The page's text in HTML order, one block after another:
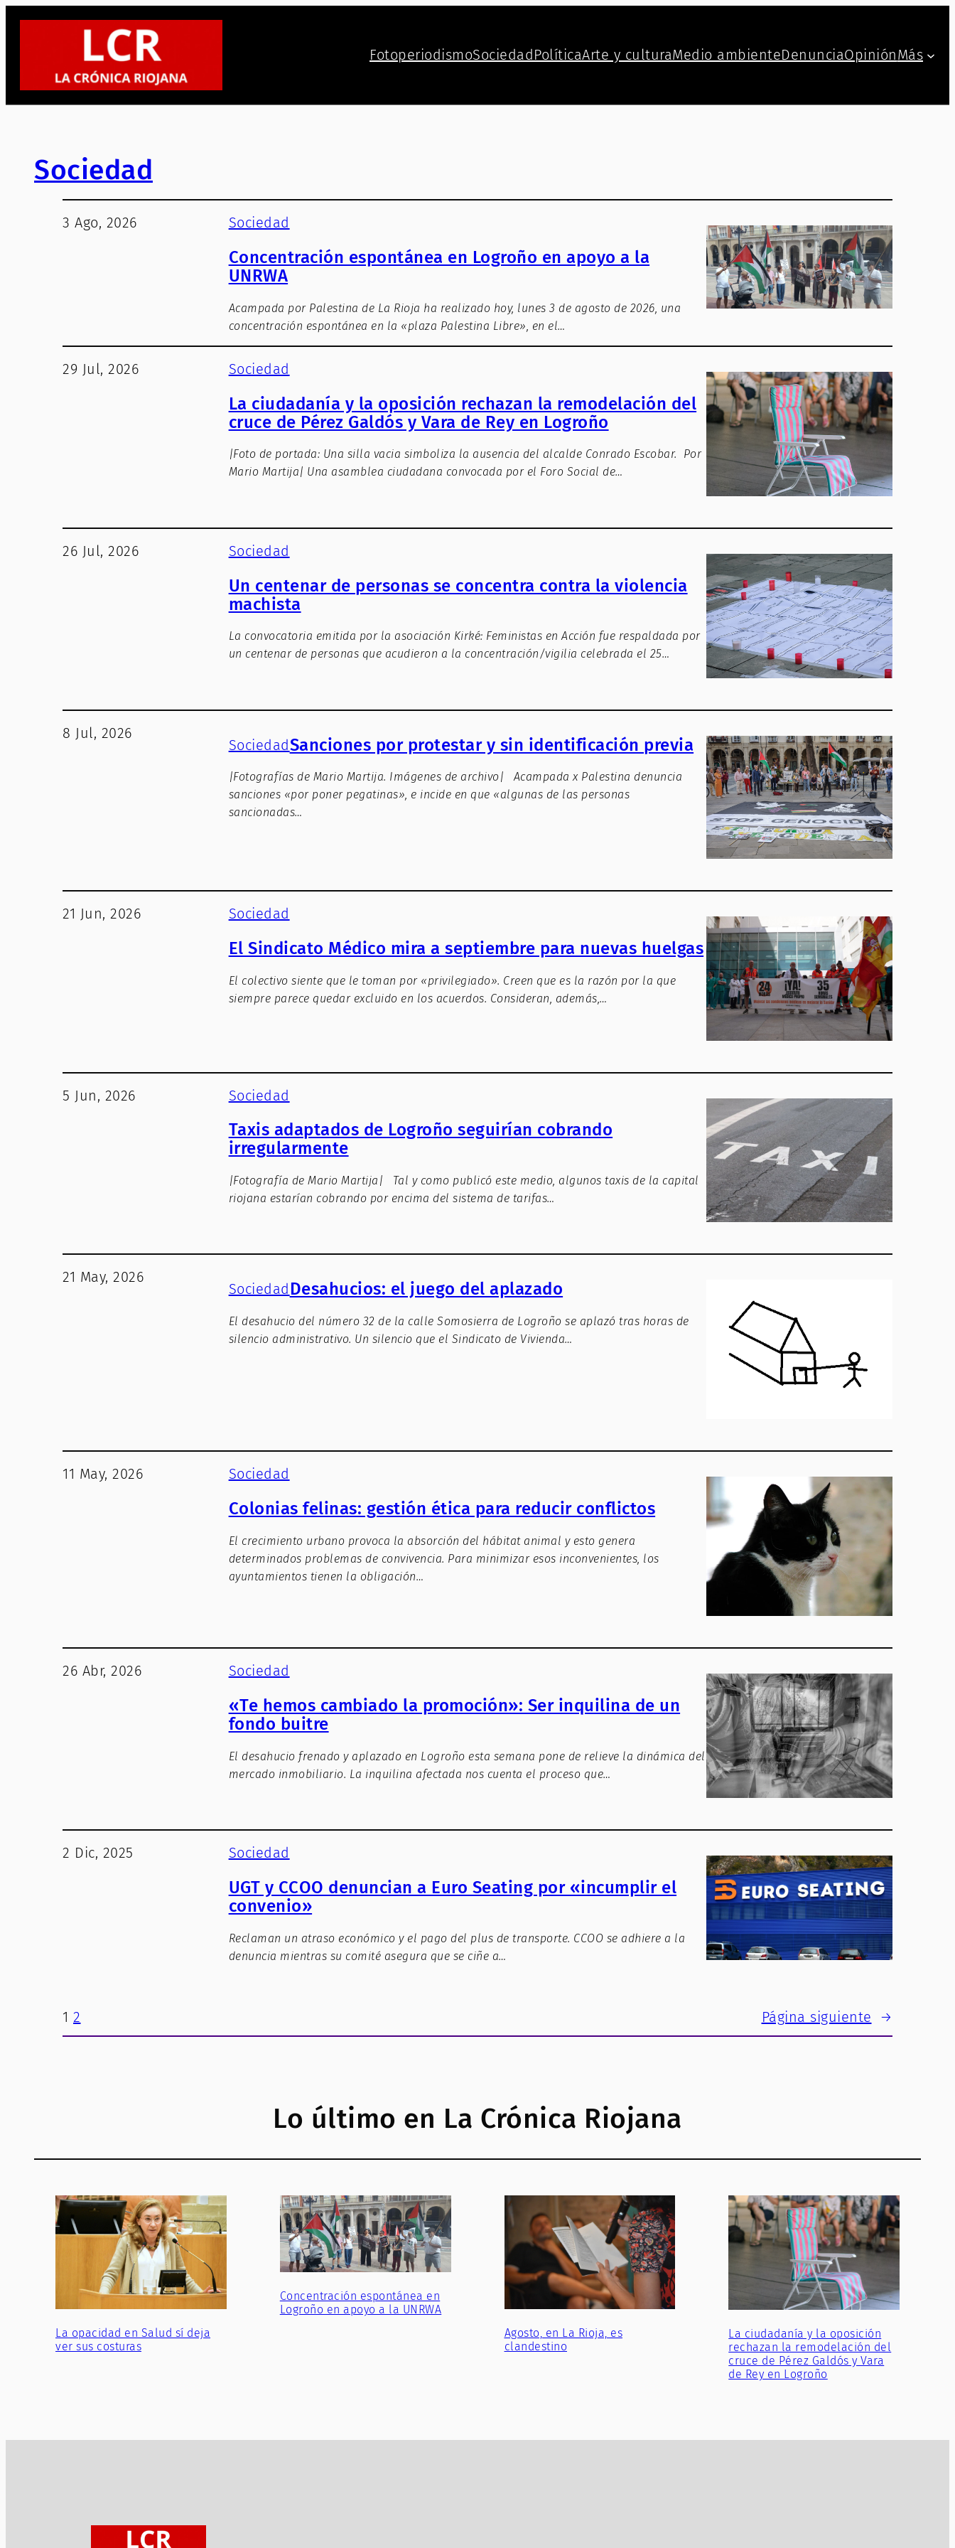
FotoperiodismoSociedadPolíticaArte y culturaMedio ambienteDenunciaOpiniónMás
Sociedad
3 Ago, 2026 Sociedad
Concentración espontánea en Logroño en apoyo a la
UNRWA
Acampada por Palestina de La Rioja ha realizado hoy, lunes 3 de agosto de 2026, una
concentración espontánea en la «plaza Palestina Libre», en el…
29 Jul, 2026 Sociedad
La ciudadanía y la oposición rechazan la remodelación del
cruce de Pérez Galdós y Vara de Rey en Logroño
|Foto de portada: Una silla vacia simboliza la ausencia del alcalde Conrado Escobar. Por
Mario Martija| Una asamblea ciudadana convocada por el Foro Social de…
26 Jul, 2026 Sociedad
Un centenar de personas se concentra contra la violencia
machista
La convocatoria emitida por la asociación Kirké: Feministas en Acción fue respaldada por
un centenar de personas que acudieron a la concentración/vigilia celebrada el 25…
8 Jul, 2026
SociedadSanciones por protestar y sin identificación previa
|Fotografías de Mario Martija. Imágenes de archivo| Acampada x Palestina denuncia
sanciones «por poner pegatinas», e incide en que «algunas de las personas
sancionadas…
21 Jun, 2026 Sociedad
El Sindicato Médico mira a septiembre para nuevas huelgas
El colectivo siente que le toman por «privilegiado». Creen que es la razón por la que
siempre parece quedar excluido en los acuerdos. Consideran, además,…
5 Jun, 2026 Sociedad
Taxis adaptados de Logroño seguirían cobrando
irregularmente
|Fotografía de Mario Martija| Tal y como publicó este medio, algunos taxis de la capital
riojana estarían cobrando por encima del sistema de tarifas…
21 May, 2026
Sociedad Desahucios: el juego del aplazado
El desahucio del número 32 de la calle Somosierra de Logroño se aplazó tras horas de
silencio administrativo. Un silencio que el Sindicato de Vivienda…
11 May, 2026 Sociedad
Colonias felinas: gestión ética para reducir conflictos
El crecimiento urbano provoca la absorción del hábitat animal y esto genera
determinados problemas de convivencia. Para minimizar esos inconvenientes, los
ayuntamientos tienen la obligación…
26 Abr, 2026 Sociedad
«Te hemos cambiado la promoción»: Ser inquilina de un
fondo buitre
El desahucio frenado y aplazado en Logroño esta semana pone de relieve la dinámica del
mercado inmobiliario. La inquilina afectada nos cuenta el proceso que…
2 Dic, 2025 Sociedad
UGT y CCOO denuncian a Euro Seating por «incumplir el
convenio»
Reclaman un atraso económico y el pago del plus de transporte. CCOO se adhiere a la
denuncia mientras su comité asegura que se ciñe a…
1 2 Página siguiente →
Lo último en La Crónica Riojana
La opacidad en Salud sí deja
ver sus costuras
Concentración espontánea en
Logroño en apoyo a la UNRWA
Agosto, en La Rioja, es
clandestino
La ciudadanía y la oposición
rechazan la remodelación del
cruce de Pérez Galdós y Vara
de Rey en Logroño